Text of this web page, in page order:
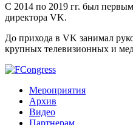
С 2014 по 2019 гг. был
директора VK.
До прихода в VK занимал
крупных телевизионных и
Мероприятия
Архив
Видео
Партнерам